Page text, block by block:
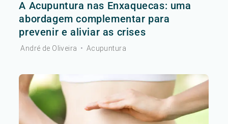
A Acupuntura nas Enxaquecas: uma
abordagem complementar para
prevenir e aliviar as crises
André de Oliveira • Acupuntura